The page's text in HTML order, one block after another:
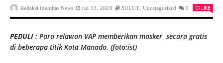
Redaksi Identitas News Jul 13, 2020 SULUT Uncategorized 0 LIKE
PEDULI : Para relawan VAP memberikan masker secara gratis
di beberapa titik Kota Manado. (foto:ist)